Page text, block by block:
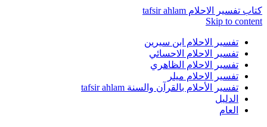
كتاب تفسير الاحلام tafsir ahlam
Skip to content
تفسير الاحلام ابن سيرين
تفسير الاحلام الاحسائي
تفسير الاحلام الظاهري
تفسير الاحلام ميلر
تفسير الأحلام بالقرآن والسنة tafsir ahlam
الدليل
العام